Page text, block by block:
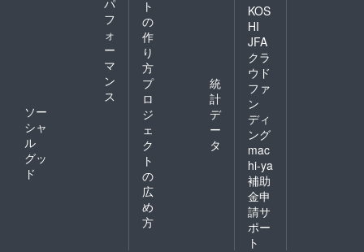
パ
フ
ォ
ー
マ
ン
ス
ソー
シャ
ル
グッ
ド
ト
の
作
り
方
プ
ロ
ジ
ェ
ク
ト
の
広
め
方
統
計
デ
ー
タ
KOS
HI
JFA
クラ
ウド
ファ
ン
ディ
ング
mac
hi-ya
補助
金申
請サ
ポー
ト